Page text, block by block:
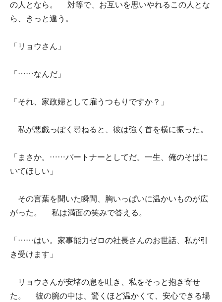
の人となら。 対等で、お互いを思いやれるこの人とな
ら、きっと違う。
「リョウさん」
「……なんだ」
「それ、家政婦として雇うつもりですか？」
私が悪戯っぽく尋ねると、彼は強く首を横に振った。
「まさか。……パートナーとしてだ。一生、俺のそばに
いてほしい」
その言葉を聞いた瞬間、胸いっぱいに温かいものが広
がった。 私は満面の笑みで答える。
「……はい。家事能力ゼロの社長さんのお世話、私が引
き受けます」
リョウさんが安堵の息を吐き、私をそっと抱き寄せ
た。 彼の腕の中は、驚くほど温かくて、安心できる場